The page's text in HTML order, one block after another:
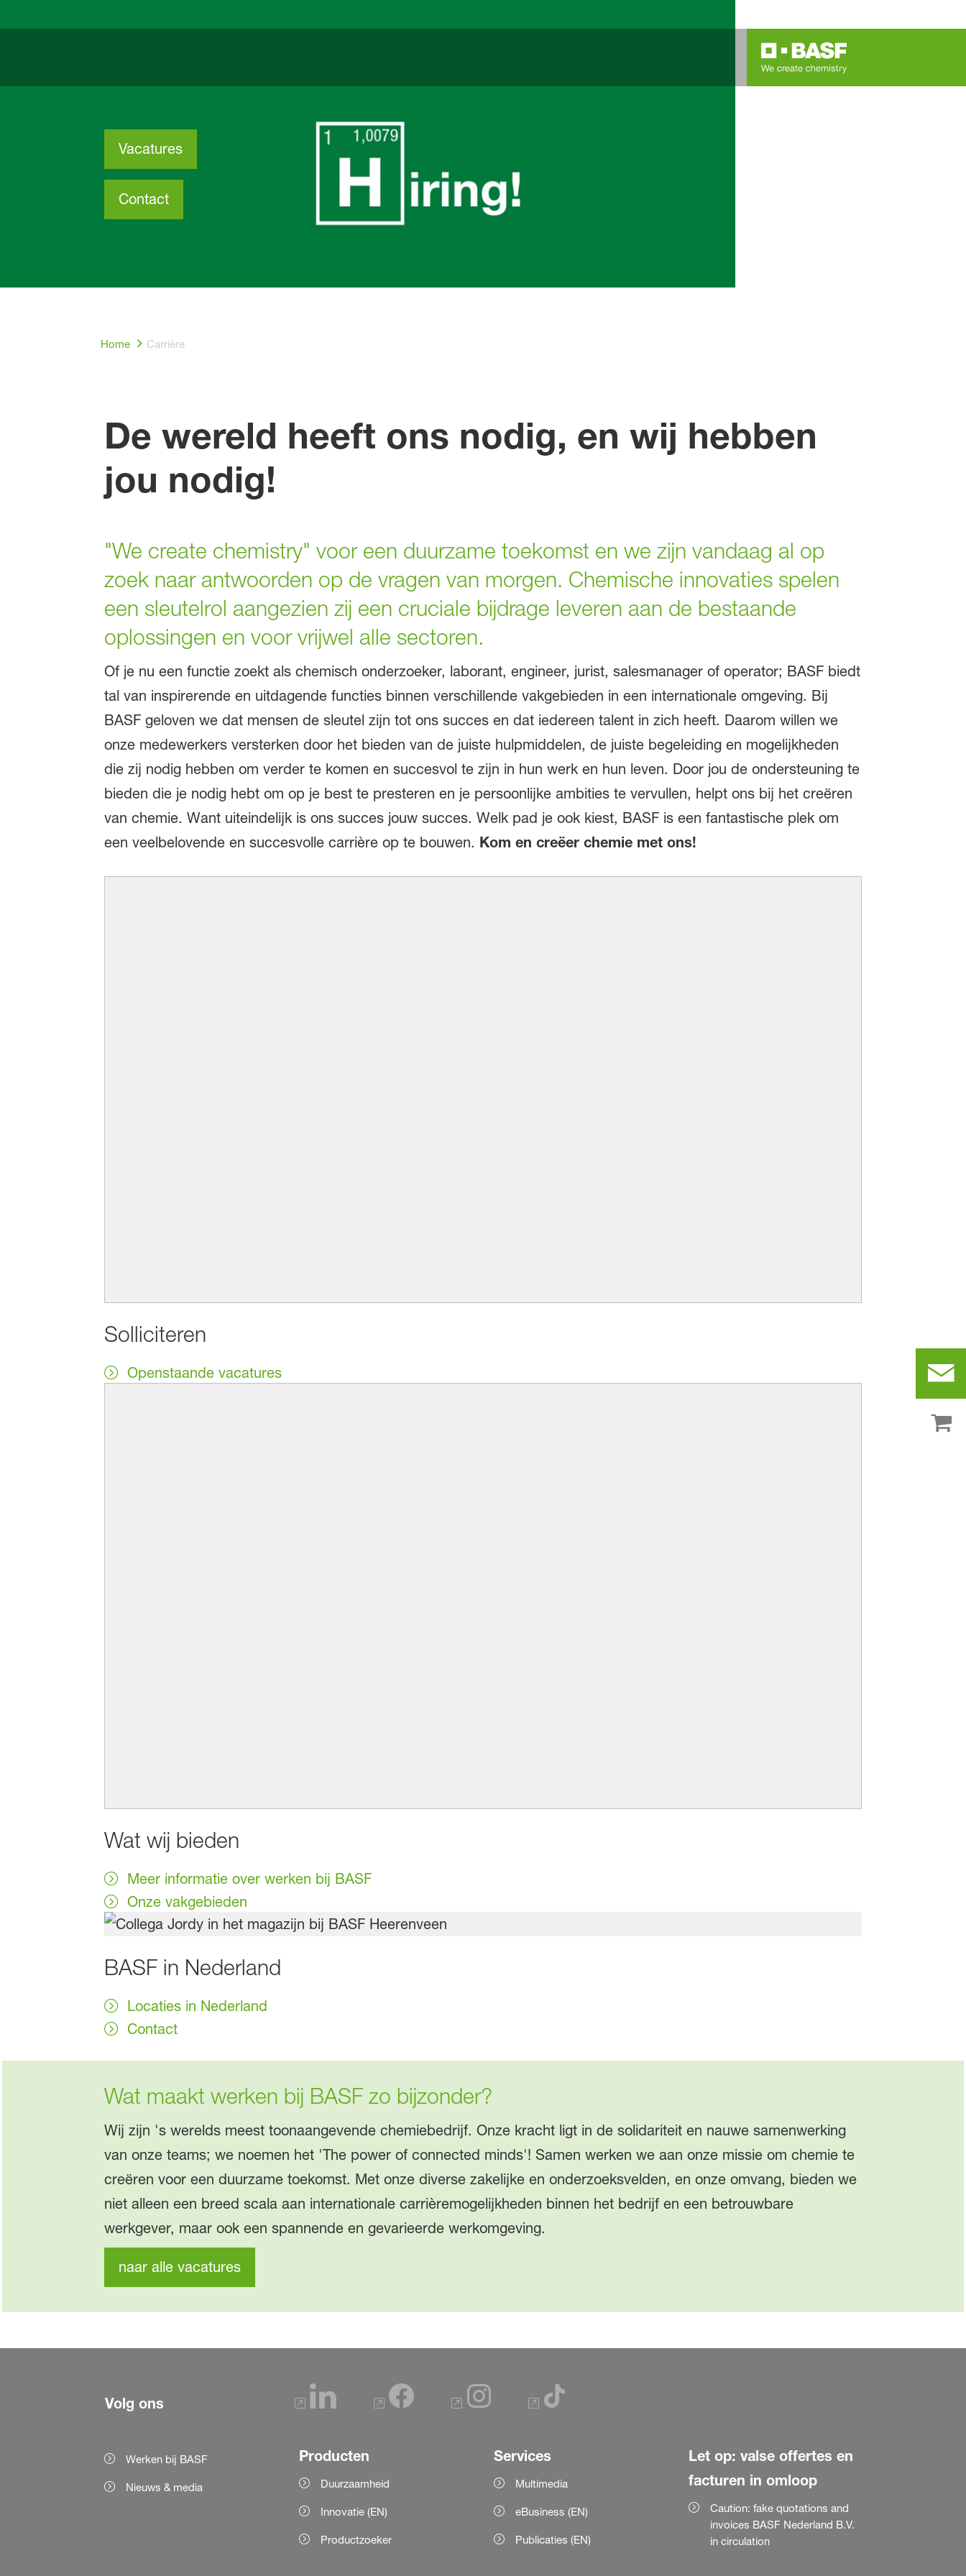
Vacatures
Contact
Home Carrière
De wereld heeft ons nodig, en wij hebben
jou nodig!
"We create chemistry" voor een duurzame toekomst en we zijn vandaag al op
zoek naar antwoorden op de vragen van morgen. Chemische innovaties spelen
een sleutelrol aangezien zij een cruciale bijdrage leveren aan de bestaande
oplossingen en voor vrijwel alle sectoren.
Of je nu een functie zoekt als chemisch onderzoeker, laborant, engineer, jurist, salesmanager of operator; BASF biedt
tal van inspirerende en uitdagende functies binnen verschillende vakgebieden in een internationale omgeving. Bij
BASF geloven we dat mensen de sleutel zijn tot ons succes en dat iedereen talent in zich heeft. Daarom willen we
onze medewerkers versterken door het bieden van de juiste hulpmiddelen, de juiste begeleiding en mogelijkheden
die zij nodig hebben om verder te komen en succesvol te zijn in hun werk en hun leven. Door jou de ondersteuning te
bieden die je nodig hebt om op je best te presteren en je persoonlijke ambities te vervullen, helpt ons bij het creëren
van chemie. Want uiteindelijk is ons succes jouw succes. Welk pad je ook kiest, BASF is een fantastische plek om
een veelbelovende en succesvolle carrière op te bouwen. Kom en creëer chemie met ons!
Solliciteren
Openstaande vacatures
Wat wij bieden
Meer informatie over werken bij BASF
Onze vakgebieden
BASF in Nederland
Locaties in Nederland
Contact
Wat maakt werken bij BASF zo bijzonder?
Wij zijn 's werelds meest toonaangevende chemiebedrijf. Onze kracht ligt in de solidariteit en nauwe samenwerking
van onze teams; we noemen het 'The power of connected minds'! Samen werken we aan onze missie om chemie te
creëren voor een duurzame toekomst. Met onze diverse zakelijke en onderzoeksvelden, en onze omvang, bieden we
niet alleen een breed scala aan internationale carrièremogelijkheden binnen het bedrijf en een betrouwbare
werkgever, maar ook een spannende en gevarieerde werkomgeving.
naar alle vacatures
Volg ons
Werken bij BASF
Nieuws & media
Producten
Duurzaamheid
Innovatie (EN)
Productzoeker
Services
Multimedia
eBusiness (EN)
Publicaties (EN)
Let op: valse offertes en
facturen in omloop
Caution: fake quotations and
invoices BASF Nederland B.V.
in circulation